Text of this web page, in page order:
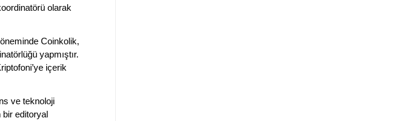
olarak
Coinkolik,
yapmıştır.
içerik
ve teknoloji
bir editoryal